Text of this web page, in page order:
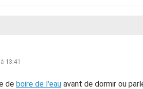
13:41
de boire de l'eau avant de dormir ou